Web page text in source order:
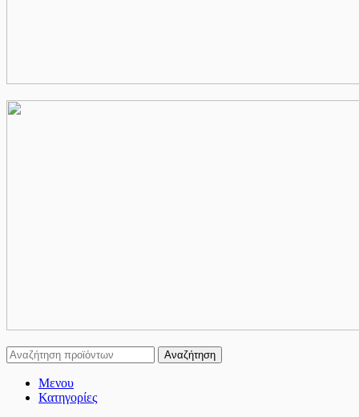
Αναζήτηση
Μενου
Κατηγορίες